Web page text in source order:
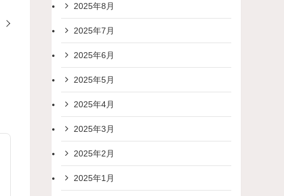
2025年8月
2025年7月
2025年6月
2025年5月
2025年4月
2025年3月
2025年2月
2025年1月